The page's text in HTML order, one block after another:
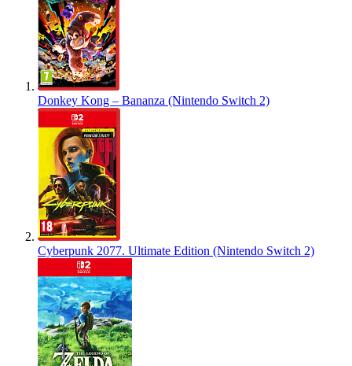
Donkey Kong – Bananza (Nintendo Switch 2)
Cyberpunk 2077. Ultimate Edition (Nintendo Switch 2)